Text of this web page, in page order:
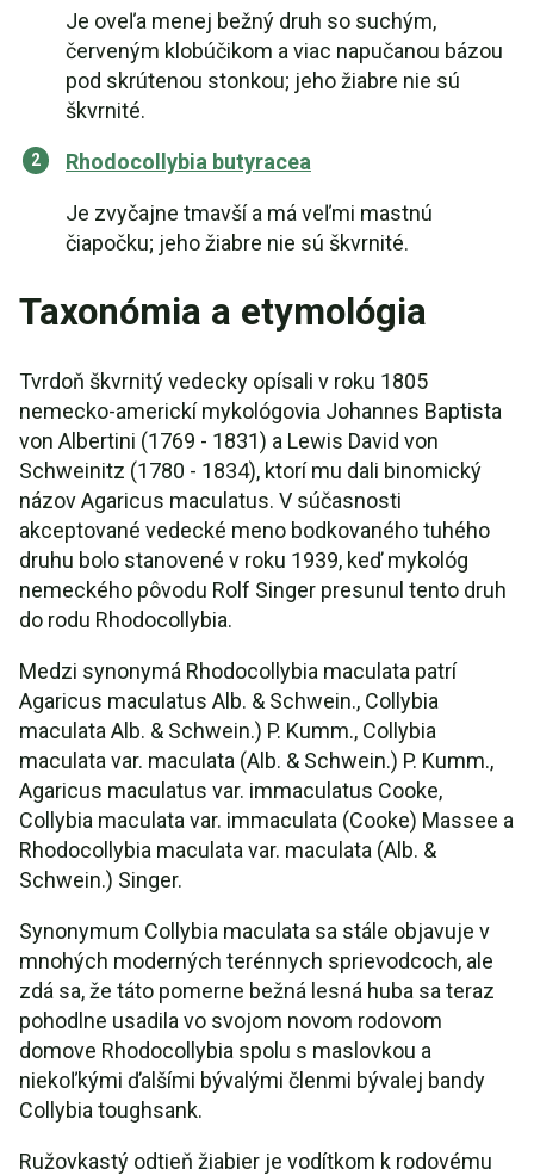
Je oveľa menej bežný druh so suchým,
červeným klobúčikom a viac napučanou bázou
pod skrútenou stonkou; jeho žiabre nie sú
škvrnité.
Rhodocollybia butyracea
Je zvyčajne tmavší a má veľmi mastnú
čiapočku; jeho žiabre nie sú škvrnité.
Taxonómia a etymológia
Tvrdoň škvrnitý vedecky opísali v roku 1805
nemecko-americkí mykológovia Johannes Baptista
von Albertini (1769 - 1831) a Lewis David von
Schweinitz (1780 - 1834), ktorí mu dali binomický
názov Agaricus maculatus. V súčasnosti
akceptované vedecké meno bodkovaného tuhého
druhu bolo stanovené v roku 1939, keď mykológ
nemeckého pôvodu Rolf Singer presunul tento druh
do rodu Rhodocollybia.
Medzi synonymá Rhodocollybia maculata patrí
Agaricus maculatus Alb. & Schwein., Collybia
maculata Alb. & Schwein.) P. Kumm., Collybia
maculata var. maculata (Alb. & Schwein.) P. Kumm.,
Agaricus maculatus var. immaculatus Cooke,
Collybia maculata var. immaculata (Cooke) Massee a
Rhodocollybia maculata var. maculata (Alb. &
Schwein.) Singer.
Synonymum Collybia maculata sa stále objavuje v
mnohých moderných terénnych sprievodcoch, ale
zdá sa, že táto pomerne bežná lesná huba sa teraz
pohodlne usadila vo svojom novom rodovom
domove Rhodocollybia spolu s maslovkou a
niekoľkými ďalšími bývalými členmi bývalej bandy
Collybia toughsank.
Ružovkastý odtieň žiabier je vodítkom k rodovému